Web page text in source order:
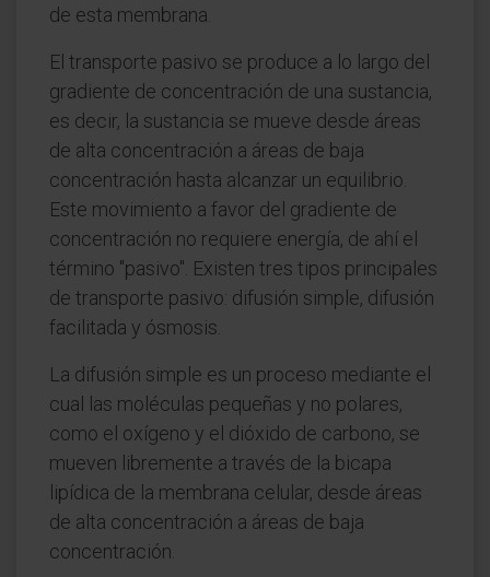
de esta membrana.
El transporte pasivo se produce a lo largo del
gradiente de concentración de una sustancia,
es decir, la sustancia se mueve desde áreas
de alta concentración a áreas de baja
concentración hasta alcanzar un equilibrio.
Este movimiento a favor del gradiente de
concentración no requiere energía, de ahí el
término "pasivo". Existen tres tipos principales
de transporte pasivo: difusión simple, difusión
facilitada y ósmosis.
La difusión simple es un proceso mediante el
cual las moléculas pequeñas y no polares,
como el oxígeno y el dióxido de carbono, se
mueven libremente a través de la bicapa
lipídica de la membrana celular, desde áreas
de alta concentración a áreas de baja
concentración.